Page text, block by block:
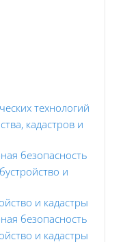
технологий
кадастров и
безопасность
и
и кадастры
безопасность
и кадастры